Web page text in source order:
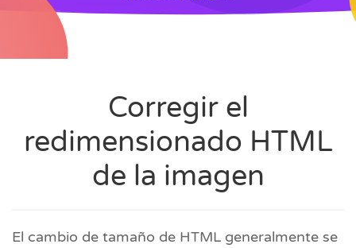
Corregir el
redimensionado HTML
de la imagen
El cambio de tamaño de HTML generalmente se